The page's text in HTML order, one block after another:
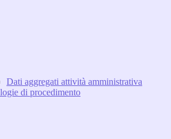
Dati aggregati attività amministrativa
di procedimento